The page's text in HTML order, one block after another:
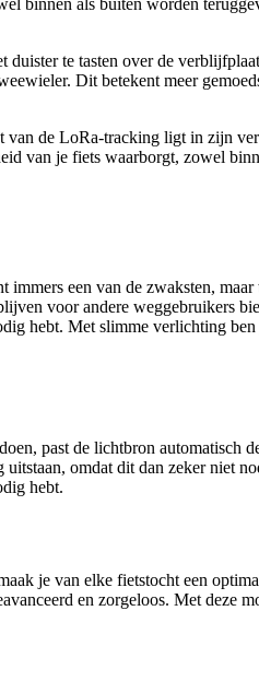
binnen als buiten worden
duister te tasten over de
Dit betekent meer
van de LoRa-tracking ligt in zijn
van je fiets waarborgt, zowel
immers een van de zwaksten,
voor andere weggebruikers
hebt. Met slimme verlichting
past de lichtbron automatisch
omdat dit dan zeker niet
hebt.
je van elke fietstocht een
en zorgeloos. Met deze